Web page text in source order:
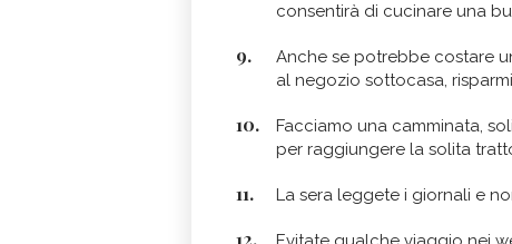
consentirà di cucinare una
Anche se potrebbe costare
al negozio sottocasa,
Facciamo una camminata,
per raggiungere la solita
La sera leggete i giornali e